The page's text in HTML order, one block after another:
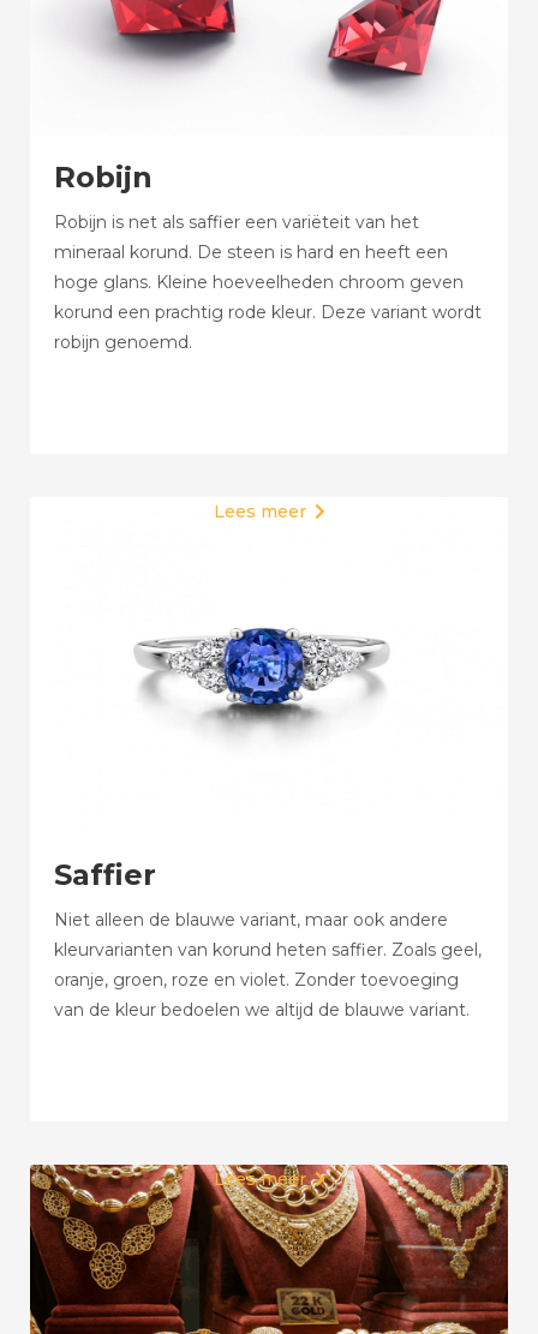
Robijn
Robijn is net als saffier een variëteit van het
mineraal korund. De steen is hard en heeft een
hoge glans. Kleine hoeveelheden chroom geven
korund een prachtig rode kleur. Deze variant wordt
robijn genoemd.
Saffier
Niet alleen de blauwe variant, maar ook andere
kleurvarianten van korund heten saffier. Zoals geel,
oranje, groen, roze en violet. Zonder toevoeging
van de kleur bedoelen we altijd de blauwe variant.
Lees meer 
Lees meer 